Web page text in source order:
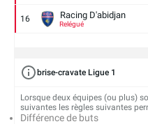
16 Racing D'abidjan
Relégué
brise-cravate Ligue 1
Lorsque deux équipes (ou plus)
suivantes les règles suivantes
Différence de buts